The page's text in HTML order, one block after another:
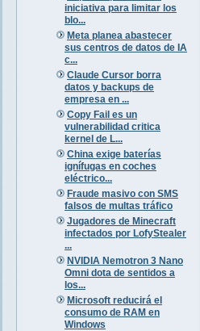
iniciativa para limitar los
blo...
Meta planea abastecer
sus centros de datos de IA
c...
Claude Cursor borra
datos y backups de
empresa en ...
Copy Fail es un
vulnerabilidad critica
kernel de L...
China exige baterías
ignífugas en coches
eléctrico...
Fraude masivo con SMS
falsos de multas tráfico
Jugadores de Minecraft
infectados por LofyStealer
...
NVIDIA Nemotron 3 Nano
Omni dota de sentidos a
los...
Microsoft reducirá el
consumo de RAM en
Windows